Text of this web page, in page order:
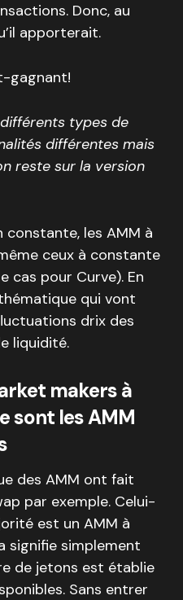
Donc, au
apporterait.
gagnant!
types de
différentes mais
reste sur la version
constante, les AMM à
ceux à constante
cas pour Curve). En
qui vont
drix des
liquidité.
makers à
sont les AMM
des AMM ont fait
par exemple. Celui-
est un AMM à
signifie simplement
de jetons est établie
Sans entrer